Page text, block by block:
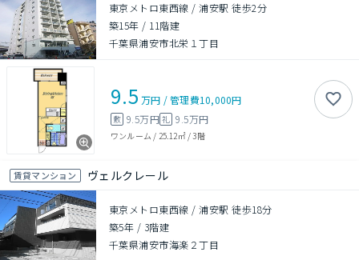
東京メトロ東西線 / 浦安駅 徒歩2分
築15年 / 11階建
千葉県浦安市北栄１丁目
9.5 万円 /管理費10,000円
敷 9.5万円礼 9.5万円
ワンルーム / 25.12㎡/3階
賃貸マンション ヴェルクレール
東京メトロ東西線 / 浦安駅 徒歩18分
築5年 / 3階建
千葉県浦安市海楽２丁目